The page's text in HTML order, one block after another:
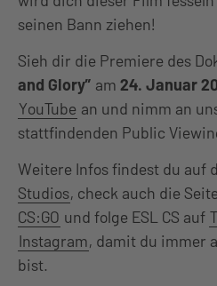
seinen Bann ziehen!
Sieh dir die Premiere des
and Glory” am 24. Januar
YouTube an und nimm an
stattfindenden Public
Weitere Infos findest du auf
Studios, check auch die
CS:GO und folge ESL CS auf
Instagram, damit du immer
bist.